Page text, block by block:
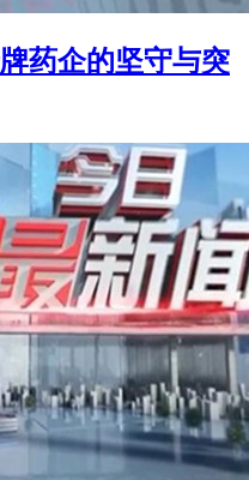
药企的坚守与突